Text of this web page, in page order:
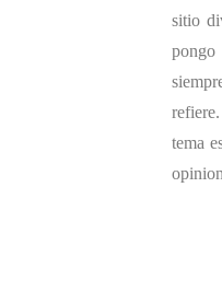
sitio
pongo
tema